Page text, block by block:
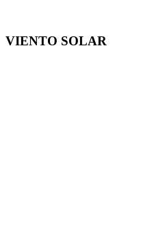
VIENTO SOLAR